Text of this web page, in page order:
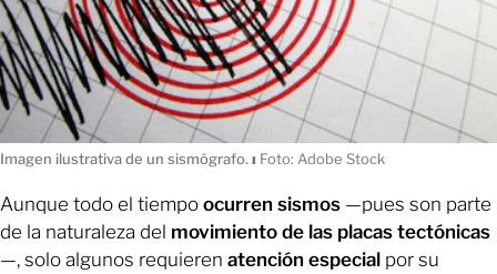
Imagen ilustrativa de un sismógrafo. ı Foto: Adobe Stock
Aunque todo el tiempo ocurren sismos —pues son parte
de la naturaleza del movimiento de las placas tectónicas
—, solo algunos requieren atención especial por su